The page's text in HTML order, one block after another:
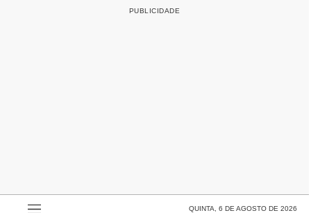
QUINTA, 6 DE AGOSTO DE 2026